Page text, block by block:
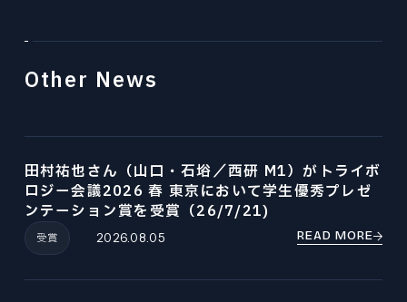
Other News
受賞 2026.08.05
田村祐也さん（山口・石﨏／西研 M1）がトライボ
ロジー会議2026 春 東京において学生優秀プレゼ
ンテーション賞を受賞（26/7/21)
READ MORE